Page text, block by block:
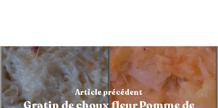
Article précédent